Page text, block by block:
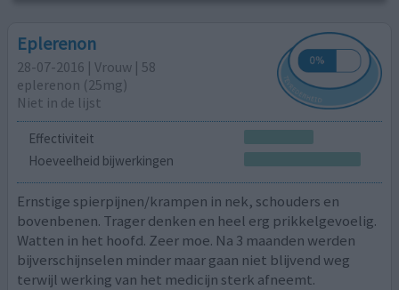
Eplerenon
28-07-2016 | Vrouw | 58
eplerenon (25mg)
Niet in de lijst
Effectiviteit
Hoeveelheid bijwerkingen
Ernstige spierpijnen/krampen in nek, schouders en
bovenbenen. Trager denken en heel erg prikkelgevoelig.
Watten in het hoofd. Zeer moe. Na 3 maanden werden
bijverschijnselen minder maar gaan niet blijvend weg
terwijl werking van het medicijn sterk afneemt.